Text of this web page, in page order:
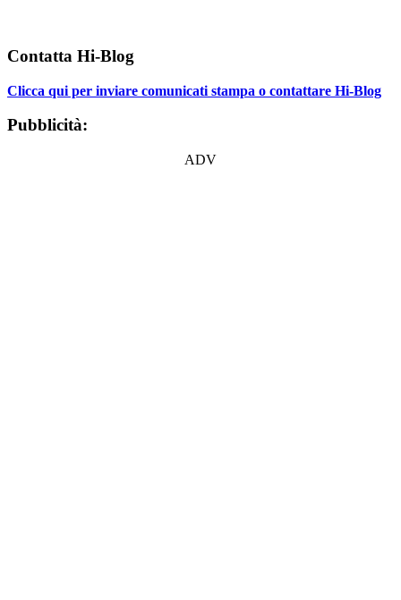
Contatta Hi-Blog
Clicca qui per inviare comunicati stampa o contattare Hi-Blog
Pubblicità:
ADV